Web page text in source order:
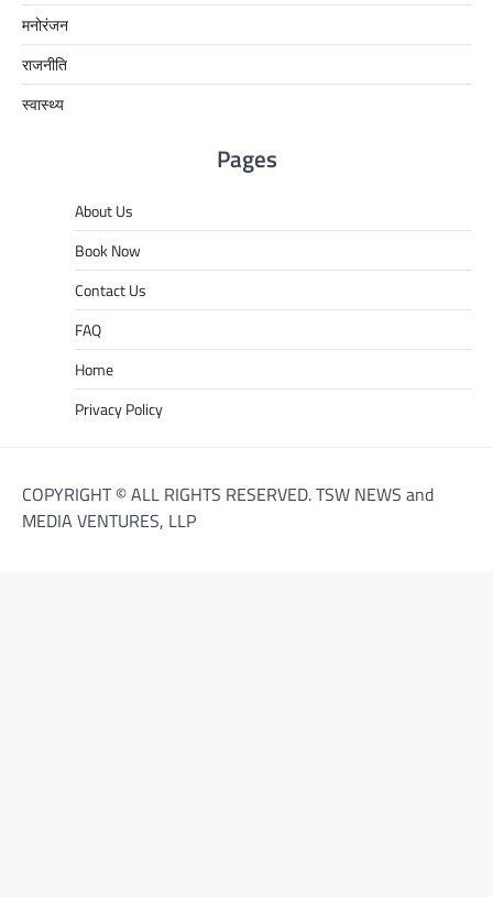
मनोरंजन
राजनीति
स्वास्थ्य
Pages
About Us
Book Now
Contact Us
FAQ
Home
Privacy Policy
COPYRIGHT © ALL RIGHTS RESERVED. TSW NEWS and
MEDIA VENTURES, LLP